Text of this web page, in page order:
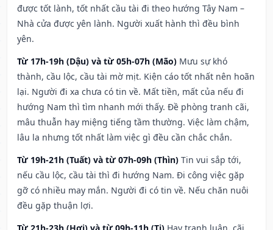
được tốt lành, tốt nhất cầu tài đi theo hướng Tây Nam –
Nhà cửa được yên lành. Người xuất hành thì đều bình
yên.
Từ 17h-19h (Dậu) và từ 05h-07h (Mão) Mưu sự khó
thành, cầu lộc, cầu tài mờ mịt. Kiện cáo tốt nhất nên hoãn
lại. Người đi xa chưa có tin về. Mất tiền, mất của nếu đi
hướng Nam thì tìm nhanh mới thấy. Đề phòng tranh cãi,
mâu thuẫn hay miệng tiếng tầm thường. Việc làm chậm,
lâu la nhưng tốt nhất làm việc gì đều cần chắc chắn.
Từ 19h-21h (Tuất) và từ 07h-09h (Thìn) Tin vui sắp tới,
nếu cầu lộc, cầu tài thì đi hướng Nam. Đi công việc gặp
gỡ có nhiều may mắn. Người đi có tin về. Nếu chăn nuôi
đều gặp thuận lợi.